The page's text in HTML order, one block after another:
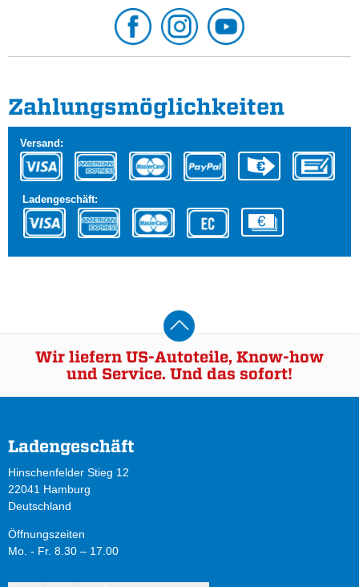
Zahlungs­möglichkeiten
Versand:
Ladengeschäft:
Wir liefern US-Autoteile, Know-how
und Service. Und das sofort!
Ladengeschäft
Hinschenfelder Stieg 12
22041 Hamburg
Deutschland
Öffnungszeiten
Mo. - Fr. 8.30 – 17.00